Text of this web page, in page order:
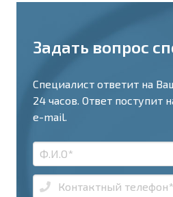
Задать вопрос
Специалист ответит на
24 часов. Ответ поступит
e-mail.